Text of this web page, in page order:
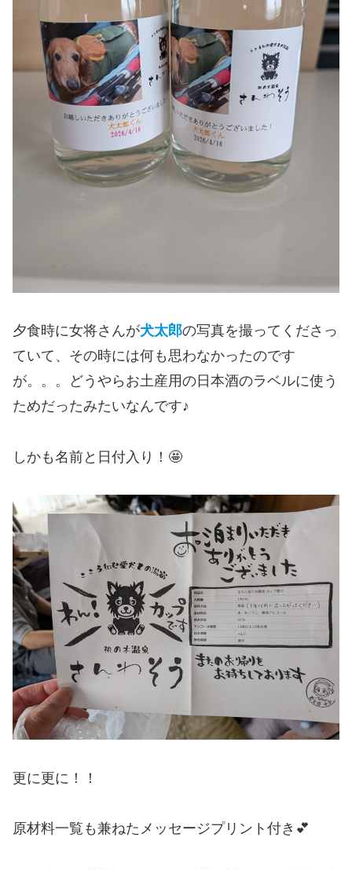
夕食時に女将さんが犬太郎の写真を撮ってくださっ
ていて、その時には何も思わなかったのです
が。。。どうやらお土産用の日本酒のラベルに使う
ためだったみたいなんです♪
しかも名前と日付入り！🤩
更に更に！！
原材料一覧も兼ねたメッセージプリント付き💕